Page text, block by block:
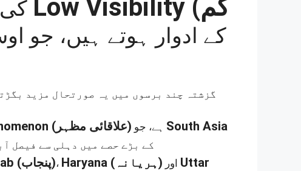
Low Visibility (کم
گزشتہ چند برسوں میں یہ صورتحال مزید
(علاقائی مظہر)
South Asia
کے بڑے حصے میں دہلی سے فیصل
(پنجاب)، Haryana (ہریانہ)
Uttar